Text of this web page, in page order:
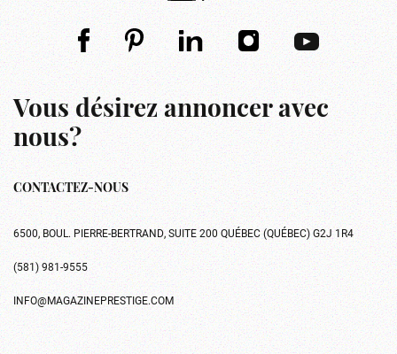
Vous désirez annoncer avec
nous?
CONTACTEZ-NOUS
6500, BOUL. PIERRE-BERTRAND, SUITE 200 QUÉBEC (QUÉBEC) G2J 1R4
(581) 981-9555
INFO@MAGAZINEPRESTIGE.COM